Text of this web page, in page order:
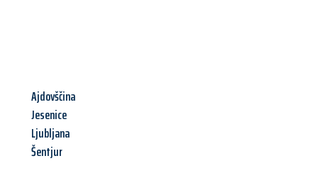
Ajdovščina
Jesenice
Ljubljana
Šentjur